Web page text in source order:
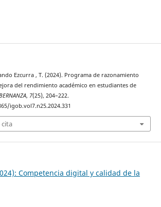
Ezcurra , T. (2024). Programa de razonamiento
del rendimiento académico en estudiantes de
, 7(25), 204–222.
igob.vol7.n25.2024.331
cita
Competencia digital y calidad de la